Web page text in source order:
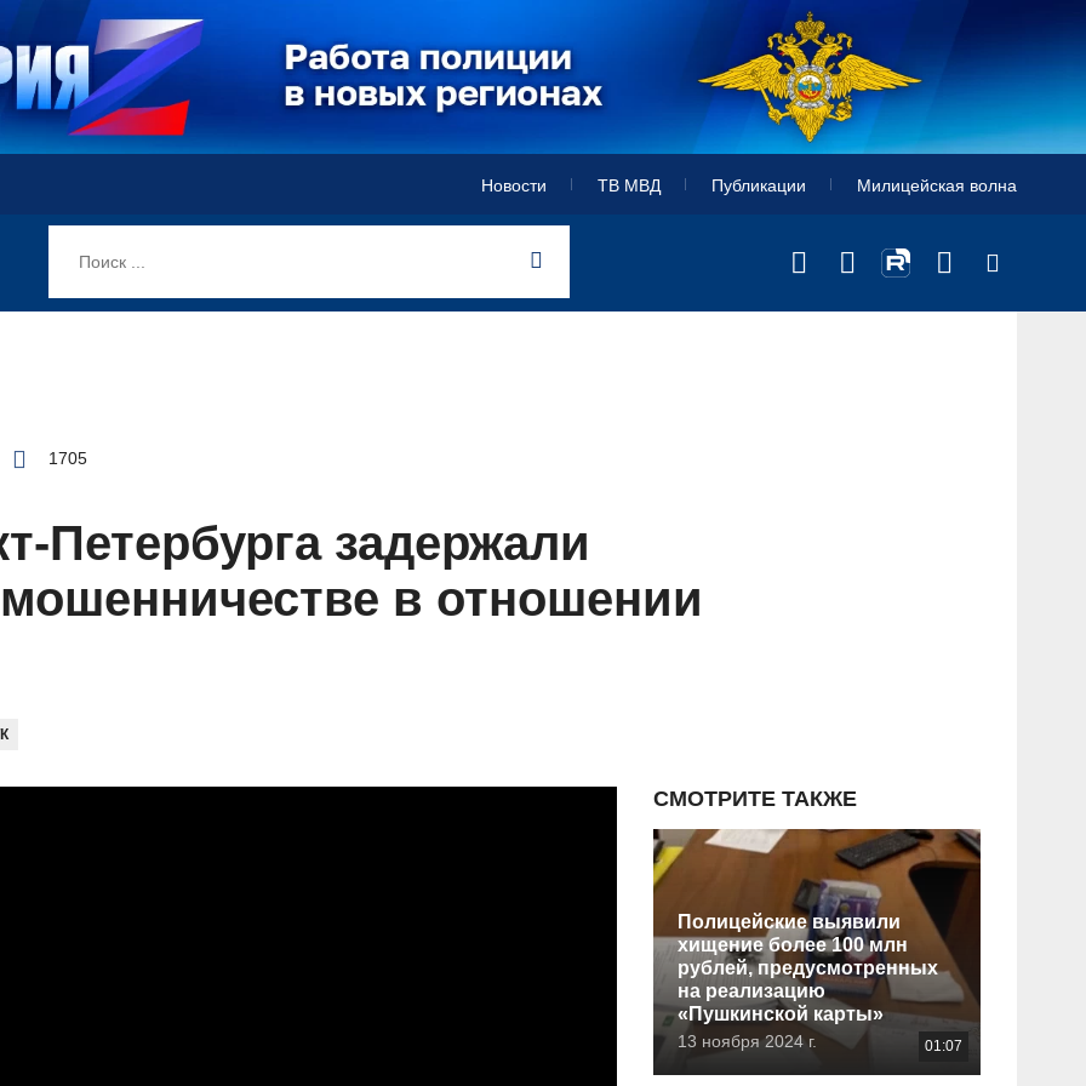
Новости ТВ МВД Публикации Милицейская волна
1705
Петербурга задержали
в отношении
СМОТРИТЕ ТАКЖЕ
Полицейские выявили
хищение более 100 млн
рублей, предусмотренных
на реализацию
«Пушкинской карты»
13 ноября 2024 г. 01:07